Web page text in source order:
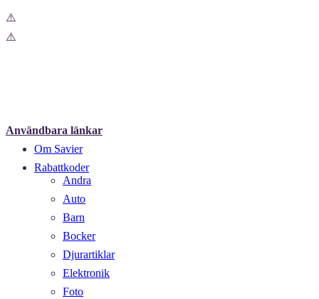
Användbara länkar
Om Savier
Rabattkoder
Andra
Auto
Barn
Bocker
Djurartiklar
Elektronik
Foto